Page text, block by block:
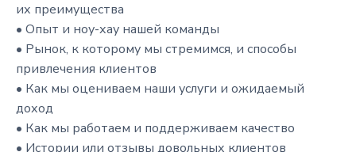
их преимущества
• Опыт и ноу-хау нашей команды
• Рынок, к которому мы стремимся, и способы
привлечения клиентов
• Как мы оцениваем наши услуги и ожидаемый
доход
• Как мы работаем и поддерживаем качество
• Истории или отзывы довольных клиентов